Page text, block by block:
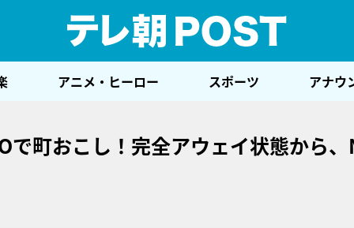
アニメ・ヒーロー スポーツ アナウ
町おこし！完全アウェイ状態から、